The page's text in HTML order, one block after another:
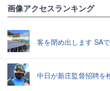
画像アクセスランキング
客を閉め出します SA
中日が新庄監督招聘を